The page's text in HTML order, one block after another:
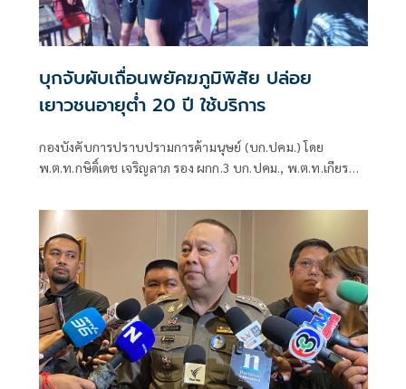
บุกจับผับเถื่อนพยัคฆภูมิพิสัย ปล่อย
เยาวชนอายุต่ำ 20 ปี ใช้บริการ
กองบังคับการปราบปรามการค้ามนุษย์ (บก.ปคม.) โดย
พ.ต.ท.กษิดิ์เดช เจริญลาภ รอง ผกก.3 บก.ปคม., พ.ต.ท.เกียรติ
พ.ต.ท.ประเวศน์ แสงพรหม สว.กก.3 บก.ปคม.,ร.ต.อ.สุวิทย์ อา
มาตมุลตรี รอง สว.กก.3 บก.ปคม. เจ้าหน้าที่ตำรวจ กก.3
บก.ปคม. พร้อมด้วย เจ้าหน้าที่ตำรวจ สภ.พยัคฆภูมิพิสัย
ภ.จว.มหาสารคาม